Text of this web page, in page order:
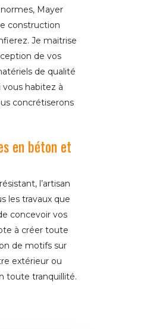
Mayer
construction
Je maitrise
de vos
de qualité
vous habitez à
concrétiserons
en béton et
l’artisan
les travaux que
concevoir vos
à créer toute
de motifs sur
extérieur ou
toute tranquillité.